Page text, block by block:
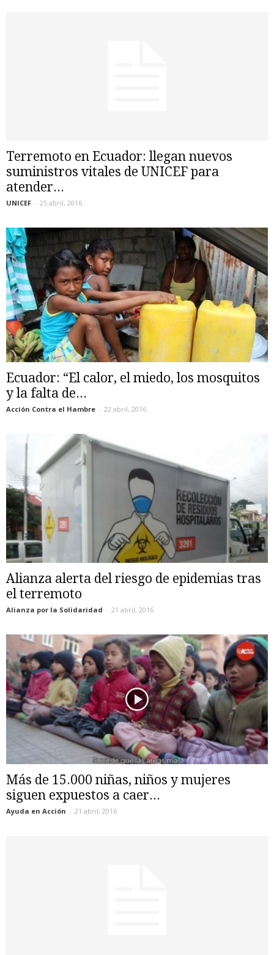
Terremoto en Ecuador: llegan nuevos
suministros vitales de UNICEF para
atender...
UNICEF - 25 abril, 2016
Ecuador: “El calor, el miedo, los mosquitos
y la falta de...
Acción Contra el Hambre - 22 abril, 2016
Alianza alerta del riesgo de epidemias tras
el terremoto
Alianza por la Solidaridad - 21 abril, 2016
Más de 15.000 niñas, niños y mujeres
siguen expuestos a caer...
Ayuda en Acción - 21 abril, 2016